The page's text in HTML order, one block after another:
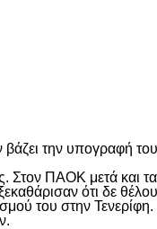
την υπογραφή του
Στον ΠΑΟΚ μετά και
ότι δε
του στην